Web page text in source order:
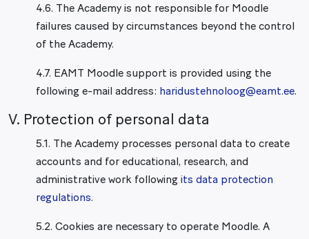
4.6. The Academy is not responsible for Moodle
failures caused by circumstances beyond the control
of the Academy.
4.7. EAMT Moodle support is provided using the
following e-mail address: haridustehnoloog@eamt.ee.
V. Protection of personal data
5.1. The Academy processes personal data to create
accounts and for educational, research, and
administrative work following its data protection
regulations.
5.2. Cookies are necessary to operate Moodle. A